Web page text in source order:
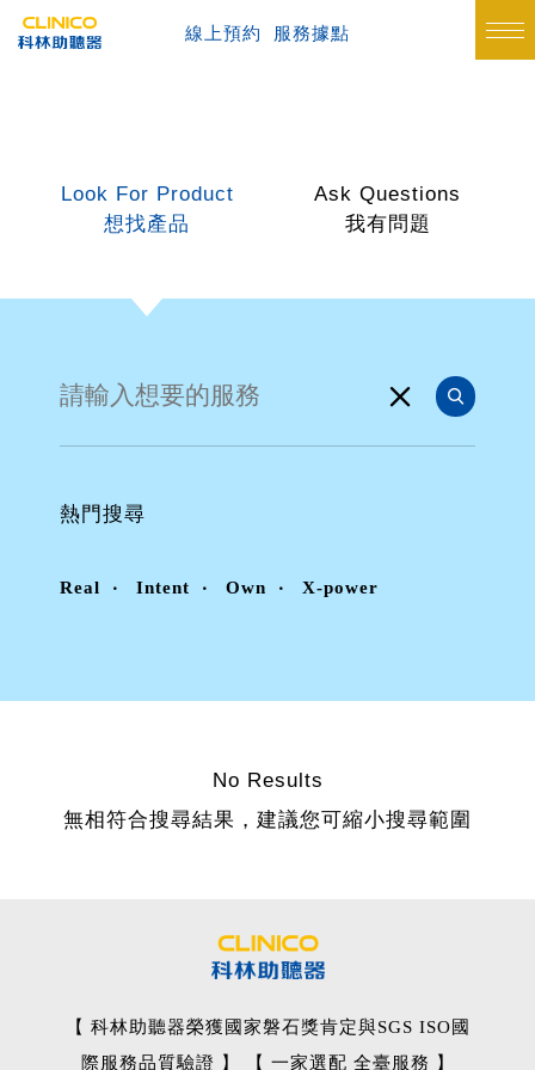
線上預約 服務據點
Look For Product
想找產品
Ask Questions
我有問題
熱門搜尋
Real Intent Own X-power
No Results
無相符合搜尋結果，建議您可縮小搜尋範圍
【 科林助聽器榮獲國家磐石獎肯定與SGS ISO國
際服務品質驗證 】 【 一家選配 全臺服務 】